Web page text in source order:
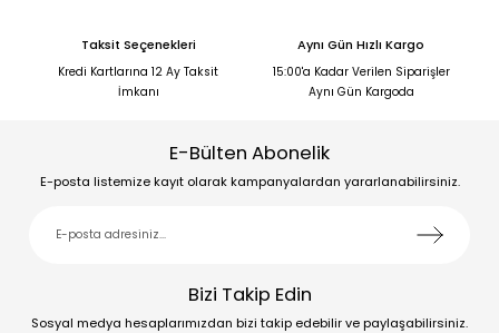
Taksit Seçenekleri
Kredi Kartlarına 12 Ay Taksit
İmkanı
Aynı Gün Hızlı Kargo
15:00'a Kadar Verilen Siparişler
Aynı Gün Kargoda
E-Bülten Abonelik
E-posta listemize kayıt olarak kampanyalardan yararlanabilirsiniz.
Bizi Takip Edin
Sosyal medya hesaplarımızdan bizi takip edebilir ve paylaşabilirsiniz.